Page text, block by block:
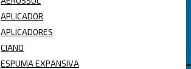
POLIURETANOS
APLICADOR
APLICADORES
CIANO
ESPUMA EXPANSIVA